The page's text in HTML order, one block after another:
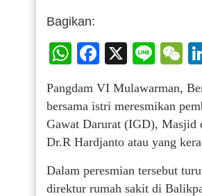
Bagikan:
WhatsApp
Facebook
X Line
Pangdam VI Mulawarman,
bersama istri meresmikan
Gawat Darurat (IGD), Masjid
Dr.R Hardjanto atau yang
Dalam peresmian tersebut
direktur rumah sakit di